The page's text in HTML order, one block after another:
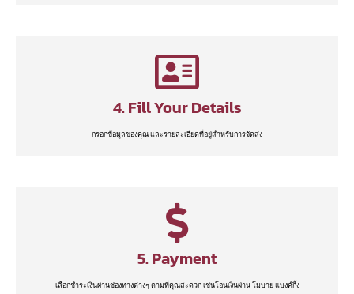
4. Fill Your Details
กรอกข้อมูลของคุณ และรายละเอียดที่อยู่สำหรับการจัดส่ง
5. Payment
เลือกชำระเงินผ่านช่องทางต่างๆ ตามที่คุณสะดวก เช่นโอนเงินผ่าน โมบาย แบงค์กิ้ง